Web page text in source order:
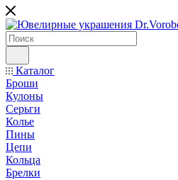
Каталог
Броши
Кулоны
Серьги
Колье
Пины
Цепи
Кольца
Брелки